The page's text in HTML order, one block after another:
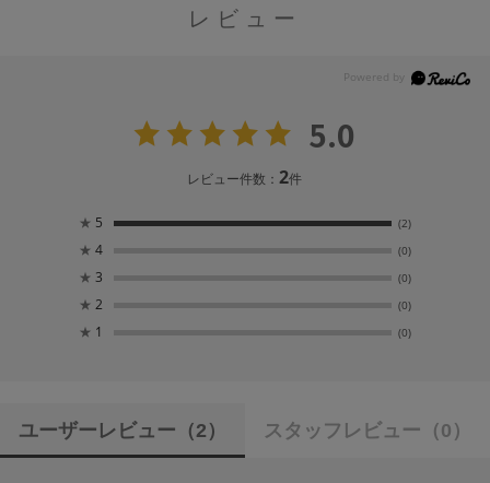
レビュー
5.0
レビュー件数：2件
★ 5 (2)
★ 4 (0)
★ 3 (0)
★ 2 (0)
★ 1 (0)
ユーザーレビュー （2） スタッフレビュー （0）